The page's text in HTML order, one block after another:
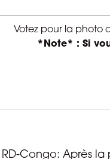
Votez pour la photo
*Note* : Si
Congo: Après la